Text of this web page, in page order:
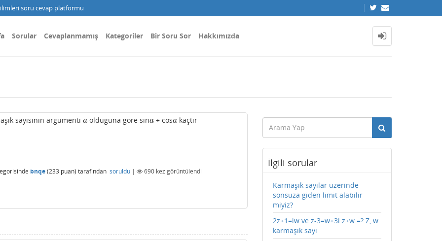
soru cevap platformu
Sorular Cevaplanmamış Kategoriler Bir Soru Sor Hakkımızda
sayısının argumenti a
aolduguna gore sina
a+ cosa
akaçtır
bnqe(233 puan) tarafından soruldu | 690 kez görüntülendi
İlgili sorular
Karmaşık sayilar uzerinde
sonsuza giden limit alabilir
miyiz?
2z+1=iw ve z-3=w+3i z+w =? Z, w
karmaşık sayı